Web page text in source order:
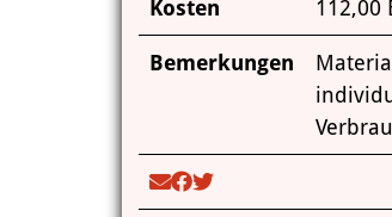
Kosten 112,00
Bemerkungen